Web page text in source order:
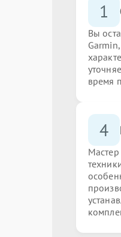
1
Вы
время
4
Мастер